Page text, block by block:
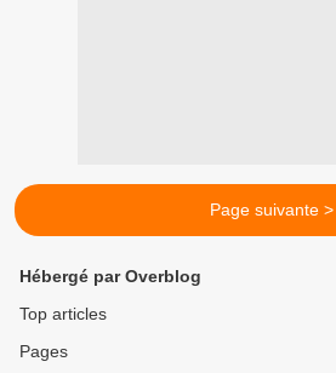
Page suivante >
Hébergé par Overblog
Top articles
Pages